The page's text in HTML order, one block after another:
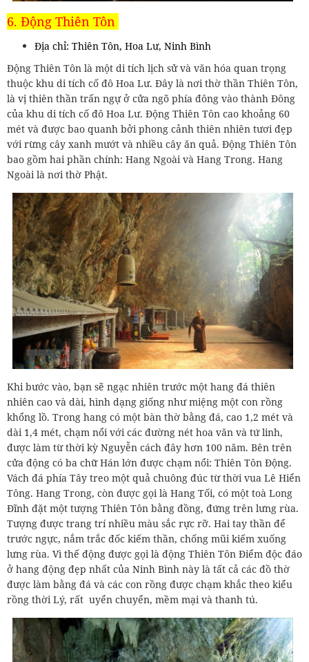
6. Động Thiên Tôn
Địa chỉ: Thiên Tôn, Hoa Lư, Ninh Bình
Động Thiên Tôn là một di tích lịch sử và văn hóa quan trọng
thuộc khu di tích cố đô Hoa Lư. Đây là nơi thờ thần Thiên Tôn,
là vị thiên thần trấn ngự ở cửa ngõ phía đông vào thành Đông
của khu di tích cố đô Hoa Lư. Động Thiên Tôn cao khoảng 60
mét và được bao quanh bởi phong cảnh thiên nhiên tươi đẹp
với rừng cây xanh mướt và nhiều cây ăn quả. Động Thiên Tôn
bao gồm hai phần chính: Hang Ngoài và Hang Trong. Hang
Ngoài là nơi thờ Phật.
Khi bước vào, bạn sẽ ngạc nhiên trước một hang đá thiên
nhiên cao và dài, hình dạng giống như miệng một con rồng
khổng lồ. Trong hang có một bàn thờ bằng đá, cao 1,2 mét và
dài 1,4 mét, chạm nổi với các đường nét hoa văn và tứ linh,
được làm từ thời kỳ Nguyễn cách đây hơn 100 năm. Bên trên
cửa động có ba chữ Hán lớn được chạm nổi: Thiên Tôn Động.
Vách đá phía Tây treo một quả chuông đúc từ thời vua Lê Hiển
Tông. Hang Trong, còn được gọi là Hang Tối, có một toà Long
Đĩnh đặt một tượng Thiên Tôn bằng đồng, đứng trên lưng rùa.
Tượng được trang trí nhiều màu sắc rực rỡ. Hai tay thần để
trước ngực, nắm trắc đốc kiếm thần, chống mũi kiếm xuống
lưng rùa. Vì thế động được gọi là động Thiên Tôn Điểm độc đáo
ở hang động đẹp nhất của Ninh Bình này là tất cả các đồ thờ
được làm bằng đá và các con rồng được chạm khắc theo kiểu
rồng thời Lý, rất uyển chuyển, mềm mại và thanh tú.